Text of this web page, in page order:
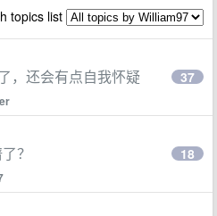
topics list
，还会有点自我怀疑 37
？ 18